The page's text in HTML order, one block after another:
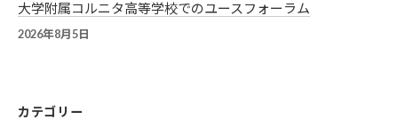
大学附属コルニタ高等学校でのユースフォーラム
2026年8月5日
カテゴリー